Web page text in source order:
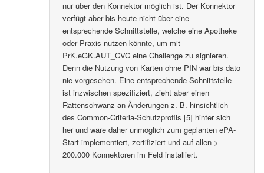
nur über den Konnektor möglich ist. Der Konnektor
verfügt aber bis heute nicht über eine
entsprechende Schnittstelle, welche eine Apotheke
oder Praxis nutzen könnte, um mit
PrK.eGK.AUT_CVC eine Challenge zu signieren.
Denn die Nutzung von Karten ohne PIN war bis dato
nie vorgesehen. Eine entsprechende Schnittstelle
ist inzwischen spezifiziert, zieht aber einen
Rattenschwanz an Änderungen z. B. hinsichtlich
des Common-Criteria-Schutzprofils [5] hinter sich
her und wäre daher unmöglich zum geplanten ePA-
Start implementiert, zertifiziert und auf allen >
200.000 Konnektoren im Feld installiert.